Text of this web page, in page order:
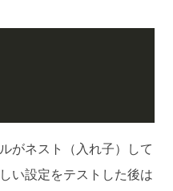
がネスト（入れ子）して
い設定をテストした後は